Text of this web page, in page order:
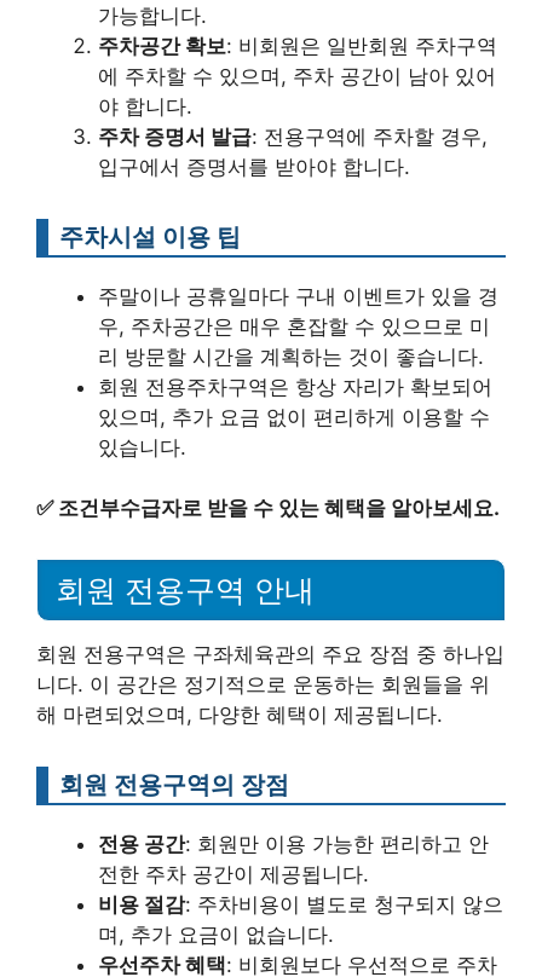
가능합니다.
주차공간 확보: 비회원은 일반회원 주차구역
에 주차할 수 있으며, 주차 공간이 남아 있어
야 합니다.
주차 증명서 발급: 전용구역에 주차할 경우,
입구에서 증명서를 받아야 합니다.
주차시설 이용 팁
주말이나 공휴일마다 구내 이벤트가 있을 경
우, 주차공간은 매우 혼잡할 수 있으므로 미
리 방문할 시간을 계획하는 것이 좋습니다.
회원 전용주차구역은 항상 자리가 확보되어
있으며, 추가 요금 없이 편리하게 이용할 수
있습니다.
✅ 조건부수급자로 받을 수 있는 혜택을 알아보세요.
회원 전용구역 안내
회원 전용구역은 구좌체육관의 주요 장점 중 하나입
니다. 이 공간은 정기적으로 운동하는 회원들을 위
해 마련되었으며, 다양한 혜택이 제공됩니다.
회원 전용구역의 장점
전용 공간: 회원만 이용 가능한 편리하고 안
전한 주차 공간이 제공됩니다.
비용 절감: 주차비용이 별도로 청구되지 않으
며, 추가 요금이 없습니다.
우선주차 혜택: 비회원보다 우선적으로 주차